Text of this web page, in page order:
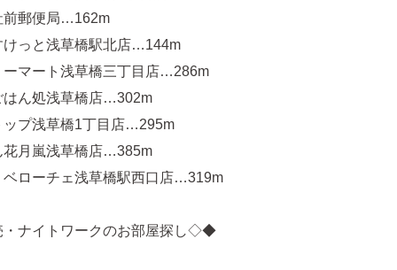
前郵便局…162m
けっと浅草橋駅北店…144m
ーマート浅草橋三丁目店…286m
はん処浅草橋店…302m
ップ浅草橋1丁目店…295m
花月嵐浅草橋店…385m
ベローチェ浅草橋駅西口店…319m
ナイトワークのお部屋探し◇◆